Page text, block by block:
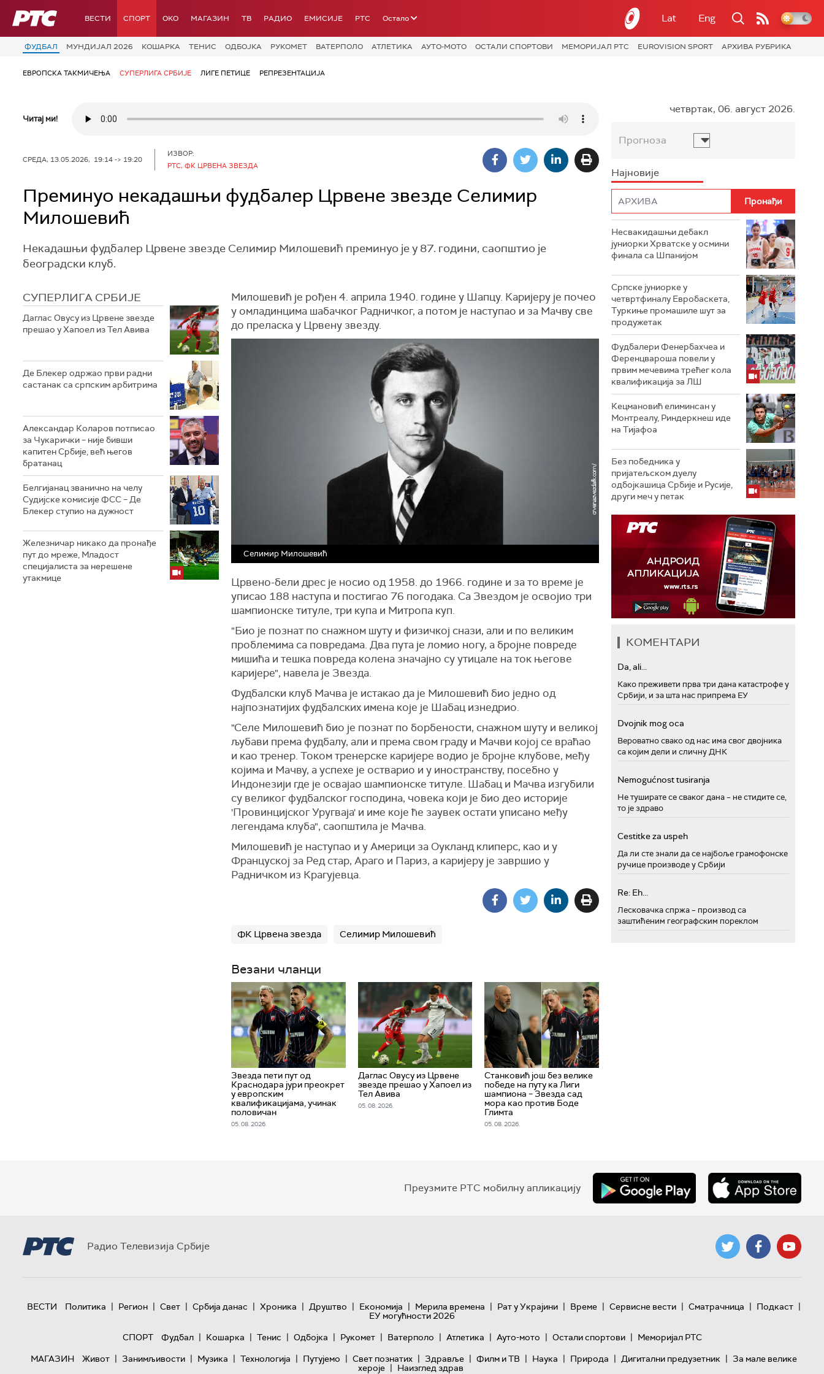
РТС ВЕСТИ СПОРТ OKO МАГАЗИН ТВ РАДИО ЕМИСИЈЕ РТС Остало Lat Eng
ФУДБАЛ МУНДИЈАЛ 2026 КОШАРКА ТЕНИС ОДБОЈКА РУКОМЕТ ВАТЕРПОЛО АТЛЕТИКА АУТО-МОТО ОСТАЛИ СПОРТОВИ МЕМОРИЈАЛ РТС EUROVISION SPORT АРХИВА РУБРИКА
ЕВРОПСКА ТАКМИЧЕЊА СУПЕРЛИГА СРБИЈЕ ЛИГЕ ПЕТИЦЕ РЕПРЕЗЕНТАЦИЈА
Читај ми!
СРЕДА, 13.05.2026, 19:14 -> 19:20
ИЗВОР:
РТС, ФК ЦРВЕНА ЗВЕЗДА
Преминуо некадашњи фудбалер Црвене звезде Селимир
Милошевић
Некадашњи фудбалер Црвене звезде Селимир Милошевић преминуо је у 87. години, саопштио је
београдски клуб.
СУПЕРЛИГА СРБИЈЕ
Даглас Овусу из Црвене звезде
прешао у Хапоел из Тел Авива
Де Блекер одржао први радни
састанак са српским арбитрима
Александар Коларов потписао
за Чукарички – није бивши
капитен Србије, већ његов
братанац
Белгијанац званично на челу
Судијске комисије ФСС – Де
Блекер ступио на дужност
Железничар никако да пронађе
пут до мреже, Младост
специјалиста за нерешене
утакмице
Милошевић је рођен 4. априла 1940. године у Шапцу. Каријеру је почео
у омладинцима шабачког Радничког, а потом је наступао и за Мачву све
до преласка у Црвену звезду.
Селимир Милошевић
Црвено-бели дрес је носио од 1958. до 1966. године и за то време је
уписао 188 наступа и постигао 76 погодака. Са Звездом је освојио три
шампионске титуле, три купа и Митропа куп.
"Био је познат по снажном шуту и физичкој снази, али и по великим
проблемима са повредама. Два пута је ломио ногу, а бројне повреде
мишића и тешка повреда колена значајно су утицале на ток његове
каријере", навела је Звезда.
Фудбалски клуб Мачва је истакао да је Милошевић био једно од
најпознатијих фудбалских имена које је Шабац изнедрио.
"Селе Милошевић био је познат по борбености, снажном шуту и великој
љубави према фудбалу, али и према свом граду и Мачви којој се враћао
и као тренер. Током тренерске каријере водио је бројне клубове, међу
којима и Мачву, а успехе је остварио и у иностранству, посебно у
Индонезији где је освајао шампионске титуле. Шабац и Мачва изгубили
су великог фудбалског господина, човека који је био део историје
'Провинцијског Уругваја' и име које ће заувек остати уписано међу
легендама клуба", саопштила је Мачва.
Милошевић је наступао и у Америци за Оукланд клиперс, као и у
Француској за Ред стар, Араго и Париз, а каријеру је завршио у
Радничком из Крагујевца.
ФК Црвена звезда Селимир Милошевић
Везани чланци
Звезда пети пут од
Краснодара јури преокрет
у европским
квалификацијама, учинак
половичан
05. 08. 2026.
Даглас Овусу из Црвене
звезде прешао у Хапоел из
Тел Авива
05. 08. 2026.
Станковић још без велике
победе на путу ка Лиги
шампиона – Звезда сад
мора као против Боде
Глимта
05. 08. 2026.
четвртак, 06. август 2026.
Прогноза
Најновије
Несвакидашњи дебакл
јуниорки Хрватске у осмини
финала са Шпанијом
Српске јуниорке у
четвртфиналу Евробаскета,
Туркиње промашиле шут за
продужетак
Фудбалери Фенербахчеа и
Ференцвароша повели у
првим мечевима трећег кола
квалификација за ЛШ
Кецмановић елиминсан у
Монтреалу, Риндеркнеш иде
на Тијафоа
Без победника у
пријатељском дуелу
одбојкашица Србије и Русије,
други меч у петак
КОМЕНТАРИ
Da, ali...
Како преживети прва три дана катастрофе у
Србији, и за шта нас припрема ЕУ
Dvojnik mog oca
Вероватно свако од нас има свог двојника
са којим дели и сличну ДНК
Nemogućnost tusiranja
Не туширате се сваког дана – не стидите се,
то је здраво
Cestitke za uspeh
Да ли сте знали да се најбоље грамофонске
ручице производе у Србији
Re: Eh...
Лесковачка спржа – производ са
заштићеним географским пореклом
Преузмите РТС мобилну апликацију
Радио Телевизија Србије
ВЕСТИ Политика | Регион | Свет | Србија данас | Хроника | Друштво | Економија | Мерила времена | Рат у Украјини | Време | Сервисне вести | Сматрачница | Подкаст |
ЕУ могућности 2026
СПОРТ
Фудбал | Кошарка | Тенис | Одбојка | Рукомет | Ватерполо | Атлетика | Ауто-мото | Остали спортови | Меморијал РТС
МАГАЗИН
Живот | Занимљивости | Музика | Технологијa | Путујемо | Свет познатих | Здравље | Филм и ТВ | Наука | Природа | Дигитални предузетник | За мале велике
хероје | Наизглед здрав